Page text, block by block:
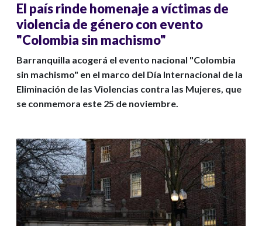
El país rinde homenaje a víctimas de
violencia de género con evento
"Colombia sin machismo"
Barranquilla acogerá el evento nacional "Colombia
sin machismo" en el marco del Día Internacional de la
Eliminación de las Violencias contra las Mujeres, que
se conmemora este 25 de noviembre.